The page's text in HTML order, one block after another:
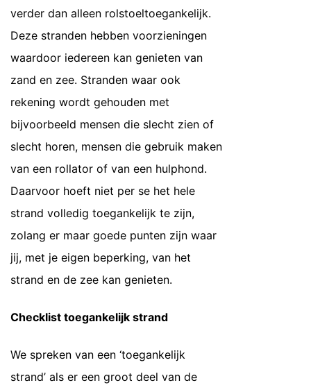
verder dan alleen rolstoeltoegankelijk.
Deze stranden hebben voorzieningen
waardoor iedereen kan genieten van
zand en zee. Stranden waar ook
rekening wordt gehouden met
bijvoorbeeld mensen die slecht zien of
slecht horen, mensen die gebruik maken
van een rollator of van een hulphond.
Daarvoor hoeft niet per se het hele
strand volledig toegankelijk te zijn,
zolang er maar goede punten zijn waar
jij, met je eigen beperking, van het
strand en de zee kan genieten.
Checklist toegankelijk strand
We spreken van een ‘toegankelijk
strand’ als er een groot deel van de